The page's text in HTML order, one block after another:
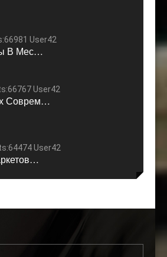
User42
В Мес…
User42
Соврем…
User42